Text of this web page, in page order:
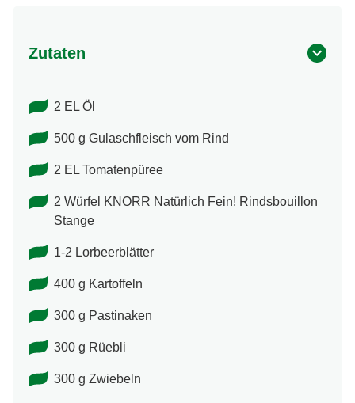
Zutaten
2 EL Öl
500 g Gulaschfleisch vom Rind
2 EL Tomatenpüree
2 Würfel KNORR Natürlich Fein! Rindsbouillon
Stange
1-2 Lorbeerblätter
400 g Kartoffeln
300 g Pastinaken
300 g Rüebli
300 g Zwiebeln